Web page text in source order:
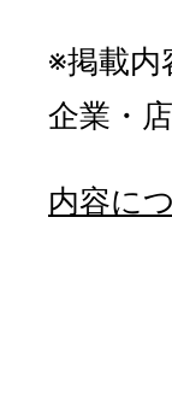
※掲載内
企業・
内容に